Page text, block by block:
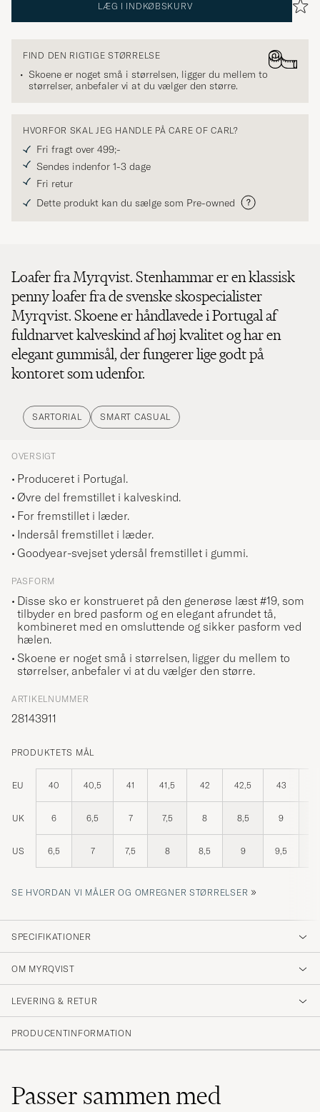
LÆG I INDKØBSKURV
FIND DEN RIGTIGE STØRRELSE
Skoene er noget små i størrelsen, ligger du mellem to
størrelser, anbefaler vi at du vælger den større.
HVORFOR SKAL JEG HANDLE PÅ CARE OF CARL?
Fri fragt over 499;-
Sendes indenfor 1-3 dage
Fri retur
Dette produkt kan du sælge som Pre-owned
Loafer fra Myrqvist. Stenhammar er en klassisk
penny loafer fra de svenske skospecialister
Myrqvist. Skoene er håndlavede i Portugal af
fuldnarvet kalveskind af høj kvalitet og har en
elegant gummisål, der fungerer lige godt på
kontoret som udenfor.
SARTORIAL SMART CASUAL
OVERSIGT
Produceret i Portugal.
Øvre del fremstillet i kalveskind.
For fremstillet i læder.
Indersål fremstillet i læder.
Goodyear-svejset ydersål fremstillet i gummi.
PASFORM
Disse sko er konstrueret på den generøse læst #19, som
tilbyder en bred pasform og en elegant afrundet tå,
kombineret med en omsluttende og sikker pasform ved
hælen.
Skoene er noget små i størrelsen, ligger du mellem to
størrelser, anbefaler vi at du vælger den større.
ARTIKELNUMMER
28143911
PRODUKTETS MÅL
EU 40 40,5 41 41,5 42 42,5 43
UK 6 6,5 7 7,5 8 8,5 9
US 6,5 7 7,5 8 8,5 9 9,5
SE HVORDAN VI MÅLER OG OMREGNER STØRRELSER »
SPECIFIKATIONER
OM MYRQVIST
LEVERING & RETUR
PRODUCENTINFORMATION
Passer sammen med